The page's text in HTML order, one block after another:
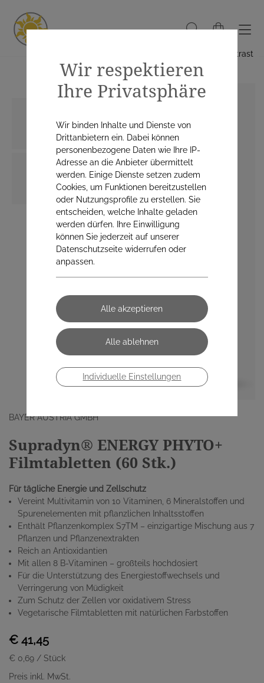
Hoher Kontrast
BAYER AUSTRIA GMBH
Supradyn® ENERGY PHYTO+
Filmtabletten (60 Stk.)
Für tägliche Energie und Zellschutz
Vereint Multivitamin von 10 Vitaminen, 6 Mineralstoffen und
Spurenelementen mit pflanzlichen Inhaltsstoffen
Enthält Pflanzenkomplex S7TM – einzigartige Mischung aus 7
Pflanzen und Pflanzenextrakten
Reich an Antioxidantien
Mit allen 8 B-Vitaminen – großteils hochdosiert
Für die Unterstützung des Energiestoffwechsels und
Verringerung von Müdigkeit
Zum Schutz der Zellen vor oxidativem Stress
Vegetarische Filmtabletten mit natürlichen Farbstoffen
€ 41,45
€ 0,69 / Stück
Preis inkl. MwSt.
Wir respektieren
Ihre Privatsphäre
Wir binden Inhalte und Dienste von
Drittanbietern ein. Dabei können
personenbezogene Daten wie Ihre IP-
Adresse an die Anbieter übermittelt
werden. Einige Dienste setzen zudem
Cookies, um Funktionen bereitzustellen
oder Nutzungsprofile zu erstellen. Sie
entscheiden, welche Inhalte geladen
werden dürfen. Ihre Einwilligung
können Sie jederzeit auf unserer
Datenschutzseite widerrufen oder
anpassen.
Individuelle Einstellungen